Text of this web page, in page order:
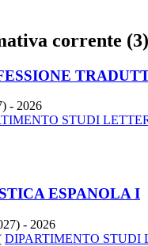
corrente (3)
- 2026
STUDI
ESPANOLA I
- 2026
DIPARTIMENTO STUDI